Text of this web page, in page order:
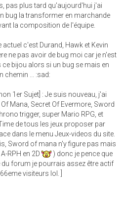
pas plus tard qu'aujourd'hui j'ai
bug la transformer en marchande
la composition de l'équipe.
actuel c'est Durand, Hawk et Kevin
ne pas avoir de bug moi car je n'est
ce bijou alors si un bug se mais en
chemin ... :sad:
1er Sujet] : Je suis nouveau, j'ai
Mana, Secret Of Evermore, Sword
trigger, super Mario RPG, et
de tous les jeux proposer par
dans le menu Jeux-videos du site.
Sword of mana n'y figure pas mais
RPH en 2D
) donc je pence que
du forum je pourrais assez être actif
visiteurs lol. ]